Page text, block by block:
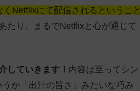
Netflixにて配信されるということ
たり、まるでNetflixと心が通じて
していきます！ 内容は至ってシン
か「出汁の旨さ」みたいな巧み